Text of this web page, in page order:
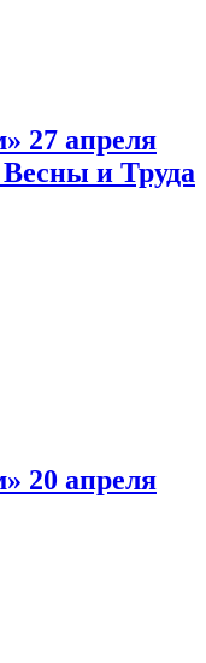
27 апреля
и Труда
20 апреля